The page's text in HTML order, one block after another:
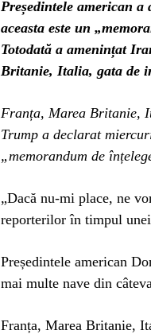
Președintele american
aceasta este un
Totodată a amenințat
Britanie, Italia, gata de
Franța, Marea Britanie,
Trump a declarat
„memorandum de
„Dacă nu-mi place, ne
reporterilor în timpul
Președintele american
mai multe nave din
Franța, Marea Britanie,